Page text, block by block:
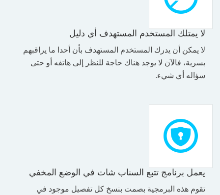
لا يمتلك المستخدم المستهدف أي دليل
لا يمكن أن يدرك المستخدم المستهدف بأن أحدا ما يراقبهم
بسرية، فالآن لا يوجد هناك حاجة للنظر إلى هاتفه أو حتى
سؤاله أي شيء.
يعمل برنامج تتبع السناب شات في الوضع المخفي
تقوم هذه البرمجية بصمت بنسخ كل تفصيل موجود في